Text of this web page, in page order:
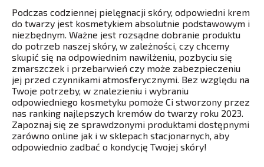
Podczas codziennej pielęgnacji skóry, odpowiedni krem
do twarzy jest kosmetykiem absolutnie podstawowym i
niezbędnym. Ważne jest rozsądne dobranie produktu
do potrzeb naszej skóry, w zależności, czy chcemy
skupić się na odpowiednim nawilżeniu, pozbyciu się
zmarszczek i przebarwień czy może zabezpieczeniu
jej przed czynnikami atmosferycznymi. Bez względu na
Twoje potrzeby, w znalezieniu i wybraniu
odpowiedniego kosmetyku pomoże Ci stworzony przez
nas ranking najlepszych kremów do twarzy roku 2023.
Zapoznaj się ze sprawdzonymi produktami dostępnymi
zarówno online jak i w sklepach stacjonarnych, aby
odpowiednio zadbać o kondycję Twojej skóry!